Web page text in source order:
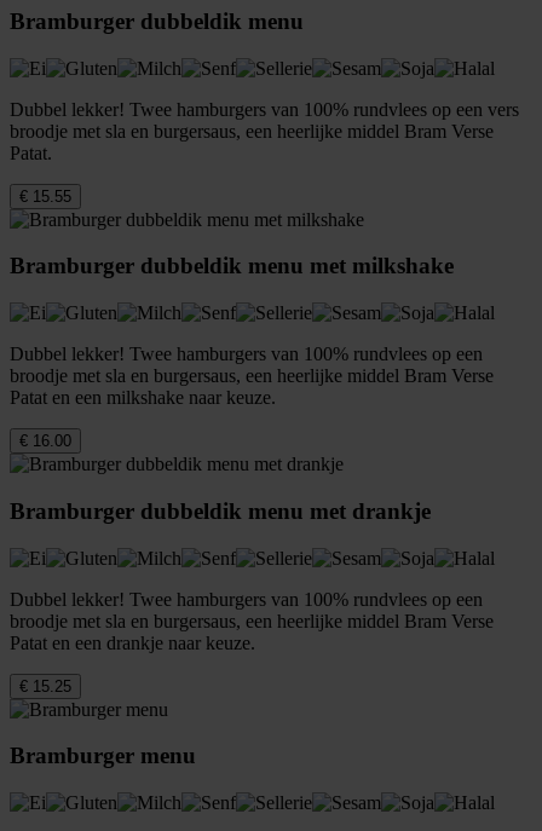
Bramburger dubbeldik menu
Dubbel lekker! Twee hamburgers van 100% rundvlees op een vers
broodje met sla en burgersaus, een heerlijke middel Bram Verse
Patat.
€ 15.55
Bramburger dubbeldik menu met milkshake
Dubbel lekker! Twee hamburgers van 100% rundvlees op een
broodje met sla en burgersaus, een heerlijke middel Bram Verse
Patat en een milkshake naar keuze.
€ 16.00
Bramburger dubbeldik menu met drankje
Dubbel lekker! Twee hamburgers van 100% rundvlees op een
broodje met sla en burgersaus, een heerlijke middel Bram Verse
Patat en een drankje naar keuze.
€ 15.25
Bramburger menu